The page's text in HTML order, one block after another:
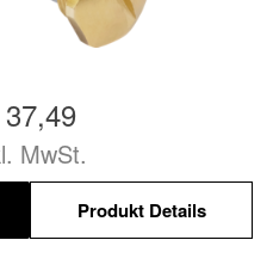
MwSt.
Produkt Details